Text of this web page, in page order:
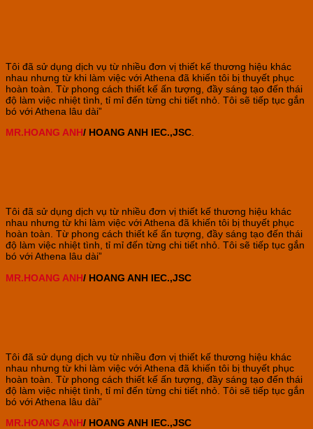
Tôi đã sử dụng dịch vụ từ nhiều đơn vị thiết kế thương hiệu khác
nhau nhưng từ khi làm việc với Athena đã khiến tôi bị thuyết phục
hoàn toàn. Từ phong cách thiết kế ấn tượng, đầy sáng tạo đến thái
độ làm việc nhiệt tình, tỉ mỉ đến từng chi tiết nhỏ. Tôi sẽ tiếp tục gắn
bó với Athena lâu dài”
MR.HOANG ANH/ HOANG ANH IEC.,JSC.
Tôi đã sử dụng dịch vụ từ nhiều đơn vị thiết kế thương hiệu khác
nhau nhưng từ khi làm việc với Athena đã khiến tôi bị thuyết phục
hoàn toàn. Từ phong cách thiết kế ấn tượng, đầy sáng tạo đến thái
độ làm việc nhiệt tình, tỉ mỉ đến từng chi tiết nhỏ. Tôi sẽ tiếp tục gắn
bó với Athena lâu dài”
MR.HOANG ANH/ HOANG ANH IEC.,JSC
Tôi đã sử dụng dịch vụ từ nhiều đơn vị thiết kế thương hiệu khác
nhau nhưng từ khi làm việc với Athena đã khiến tôi bị thuyết phục
hoàn toàn. Từ phong cách thiết kế ấn tượng, đầy sáng tạo đến thái
độ làm việc nhiệt tình, tỉ mỉ đến từng chi tiết nhỏ. Tôi sẽ tiếp tục gắn
bó với Athena lâu dài”
MR.HOANG ANH/ HOANG ANH IEC.,JSC